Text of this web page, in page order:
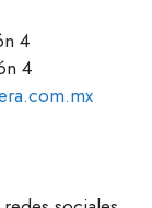
4
4